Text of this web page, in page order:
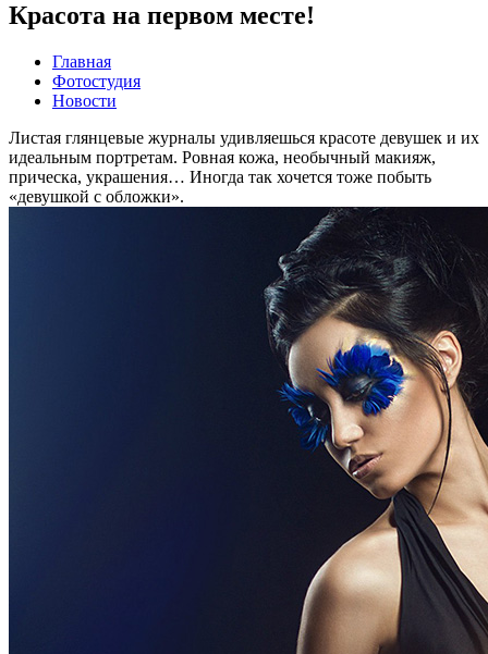
Красота на первом месте!
Главная
Фотостудия
Новости
Листая глянцевые журналы удивляешься красоте девушек и их
идеальным портретам. Ровная кожа, необычный макияж,
прическа, украшения… Иногда так хочется тоже побыть
«девушкой с обложки».